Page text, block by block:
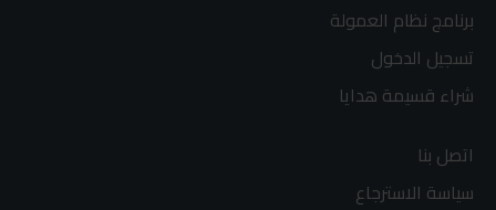
برنامج نظام العمولة
تسجيل الدخول
شراء قسيمة هدايا
اتصل بنا
سياسة الاسترجاع